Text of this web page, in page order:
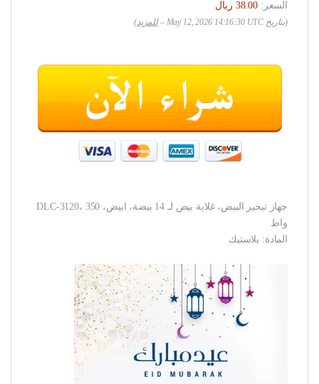
السعر:
‏38.00 ريال
(بتاريخ May 12, 2026 14:16:30 UTC – للمزيد)
جهاز تبخير البيض، غلاية بيض لـ 14 بيضة، ابيض، DLC-3120، 350
واط
المادة: بلاستيك